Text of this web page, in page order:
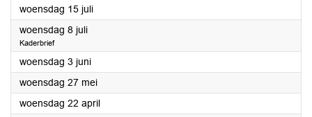
woensdag 15 juli2026
woensdag 8 juli2026
Kaderbrief
woensdag 3 juni2026
woensdag 27 mei2026
woensdag 22 april2026